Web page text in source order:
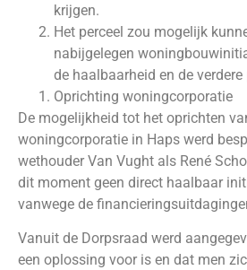
krijgen.
Het perceel zou mogelijk
nabijgelegen
de haalbaarheid en de
Oprichting woningcorporatie
De mogelijkheid tot het oprichten
woningcorporatie in Haps werd
wethouder Van Vught als René
dit moment geen direct haalbaar
vanwege de
Vanuit de Dorpsraad werd
een oplossing voor is en dat men